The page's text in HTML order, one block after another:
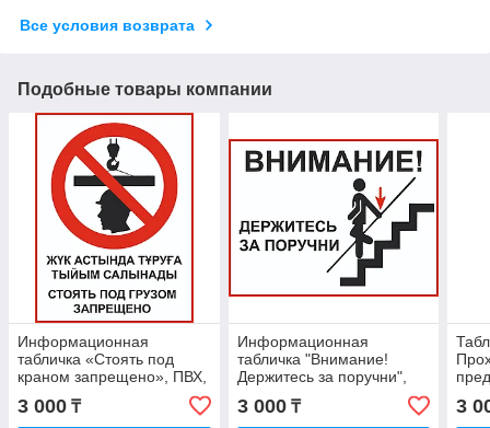
Все условия возврата
Подобные товары компании
Информационная
табличка «Стоять под
краном запрещено», ПВХ,
A4, знак безопасности
3 000 ₸
Информационная
табличка "Внимание!
Держитесь за поручни",
ПВХ, A4, знак
безопасности
3 000₸ 3